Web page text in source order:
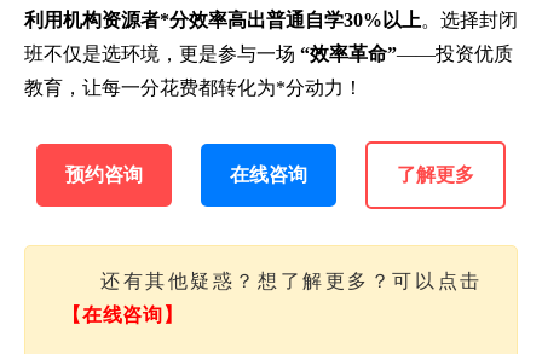
利用机构资源者*分效率高出普通自学30%以上。选择封闭
班不仅是选环境，更是参与一场 “效率革命”——投资优质
教育，让每一分花费都转化为*分动力！
预约咨询 在线咨询 了解更多
还有其他疑惑？想了解更多？可以点击
【在线咨询】